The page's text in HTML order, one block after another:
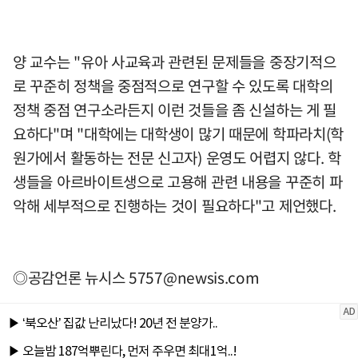
양 교수는 "유아 사교육과 관련된 문제들을 중장기적으
로 꾸준히 정책을 중점적으로 연구할 수 있도록 대학의
정책 중점 연구소라든지 이런 것들을 좀 신설하는 게 필
요하다"며 "대학에는 대학생이 많기 때문에 학파라치(학
원가에서 활동하는 전문 신고자) 운영도 어렵지 않다. 학
생들을 아르바이트생으로 고용해 관련 내용을 꾸준히 파
악해 세부적으로 진행하는 것이 필요하다"고 제언했다.
◎공감언론 뉴시스5757@newsis.com